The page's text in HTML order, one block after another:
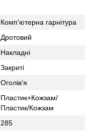
Комп'ютерна гарнітура
Дротовий
Накладні
Закриті
Оголів'я
Пластик+Кожзам/
Пластик/Кожзам
285